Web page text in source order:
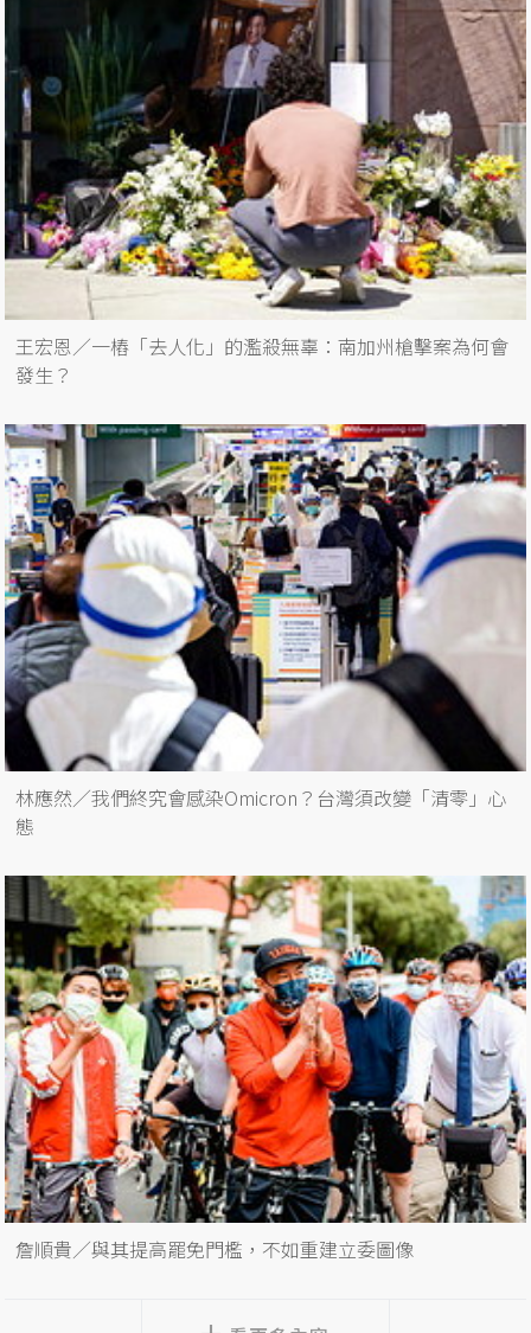
王宏恩／一樁「去人化」的濫殺無辜：南加州槍擊案為何會
發生？
林應然／我們終究會感染Omicron？台灣須改變「清零」心
態
詹順貴／與其提高罷免門檻，不如重建立委圖像